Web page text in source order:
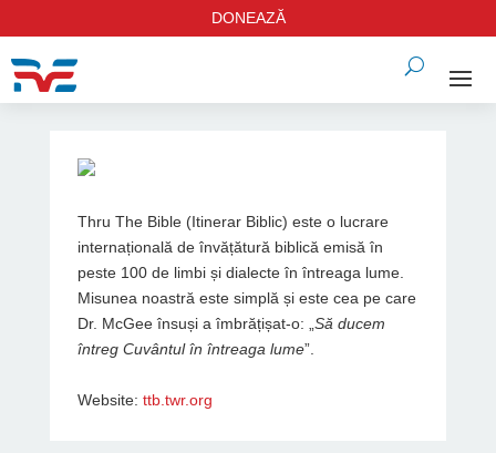
DONEAZĂ
Thru The Bible (Itinerar Biblic) este o lucrare
internațională de învățătură biblică emisă în
peste 100 de limbi și dialecte în întreaga lume.
Misunea noastră este simplă și este cea pe care
Dr. McGee însuși a îmbrățișat-o: „ Să ducem
întreg Cuvântul în întreaga lume”.
Website: ttb.twr.org